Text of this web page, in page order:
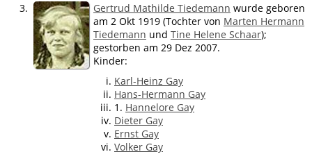
3. Gertrud Mathilde Tiedemann wurde geboren
am 2 Okt 1919 (Tochter von Marten Hermann
Tiedemann und Tine Helene Schaar);
gestorben am 29 Dez 2007.
Kinder:
Karl-Heinz Gay
Hans-Hermann Gay
1. Hannelore Gay
Dieter Gay
Ernst Gay
Volker Gay